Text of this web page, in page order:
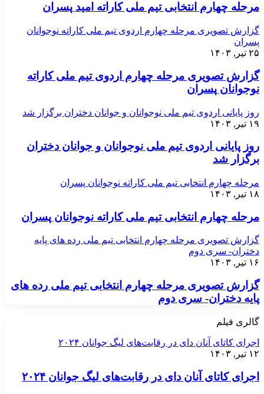
مرحله چهارم انتخابی تیم ملی کاراته امید پسران
گزارش تصویری مرحله چهارم اردوی تیم ملی کاراته نوجوانان
پسران
۲۵ تیر, ۱۴۰۳
گزارش تصویری مرحله چهارم اردوی تیم ملی کاراته
نوجوانان پسران
روز پایانی اردوی تیم ملی نوجوانان و جوانان دختران برگزار شد
۱۹ تیر, ۱۴۰۳
روز پایانی اردوی تیم ملی نوجوانان و جوانان دختران
برگزار شد
مرحله چهارم انتخابی تیم ملی کاراته نوجوانان پسران
۱۸ تیر, ۱۴۰۳
مرحله چهارم انتخابی تیم ملی کاراته نوجوانان پسران
گزارش تصویری مرحله چهارم انتخابی تیم ملی رده های پایه
دختران- سری دوم
۱۶ تیر, ۱۴۰۳
گزارش تصویری مرحله چهارم انتخابی تیم ملی رده های
پایه دختران- سری دوم
گالری فیلم
اجرای کاتای آنان دای در رقابت‌های لیگ جوانان ۲۰۲۴
۱۲ تیر, ۱۴۰۳
اجرای کاتای آنان دای در رقابت‌های لیگ جوانان ۲۰۲۴